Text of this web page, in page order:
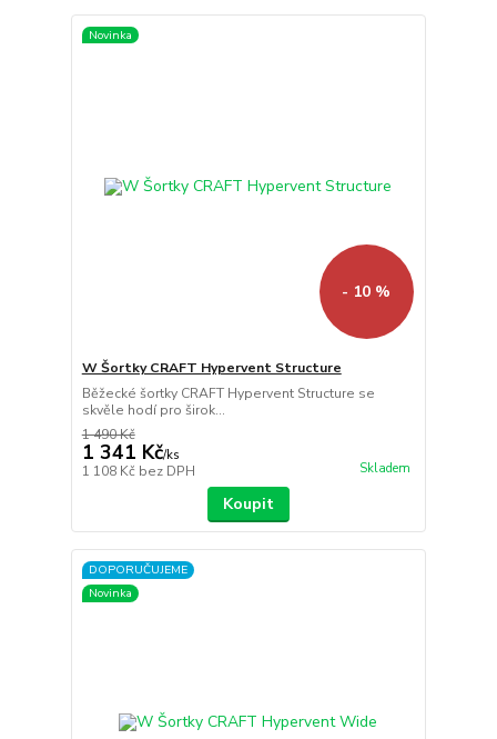
Novinka
- 10 %
W Šortky CRAFT Hypervent Structure
Běžecké šortky CRAFT Hypervent Structure se
skvěle hodí pro širok...
1 490 Kč
1 341 Kč/ks
1 108 Kč bez DPH Skladem
Koupit
DOPORUČUJEME
Novinka